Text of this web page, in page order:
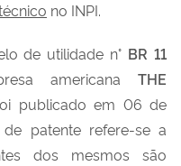
no INPI.
de utilidade n° BR 11
americanaTHE
publicado em 06 de
patente refere-se a
dos mesmos são